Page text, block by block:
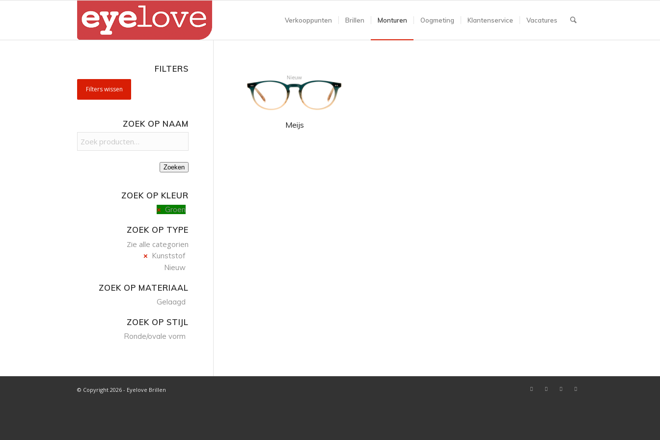
Verkooppunten Brillen Monturen Oogmeting Klantenservice Vacatures
Meijs
FILTERS
Filters wissen
ZOEK OP NAAM
Zoeken
ZOEK OP KLEUR
Groen
ZOEK OP TYPE
Zie alle categorien
Kunststof
Nieuw
ZOEK OP MATERIAAL
Gelaagd
ZOEK OP STIJL
Ronde/ovale vorm
© Copyright 2026 - Eyelove Brillen